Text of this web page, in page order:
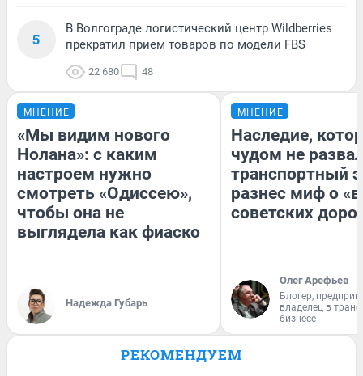
5
В Волгограде логистический центр Wildberries
прекратил прием товаров по модели FBS
22 680 48
МНЕНИЕ
«Мы видим нового
Нолана»: с каким
настроем нужно
смотреть «Одиссею»,
чтобы она не
выглядела как фиаско
Надежда Губарь
МНЕНИЕ
Наследие,
чудом не
транспортный
разнес миф о
советских
Олег Арефьев
Блогер,
владелец в
бизнесе
РЕКОМЕНДУЕМ